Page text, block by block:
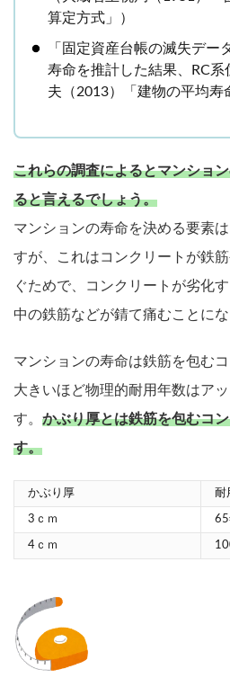
算定方式」）
「固定資産台帳の滅失デー
寿命を推計した結果、RC
夫（2013）「建物の平均寿
これらの調査によるとマンショ
ると言えるでしょう。
マンションの寿命を決める要素
すが、これはコンクリートが鉄
ぐためで、コンクリートが劣化
中の鉄筋などが錆て痛むことにな
マンションの寿命は鉄筋を包む
大きいほど物理的耐用年数はア
す。 かぶり厚とは鉄筋を包むコ
す。
かぶり厚 耐
3ｃｍ
4ｃｍ